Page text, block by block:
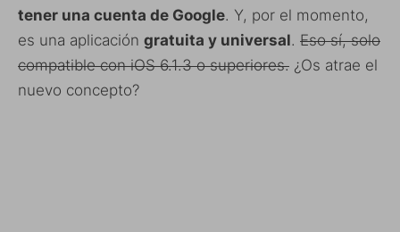
tener una cuenta de Google. Y, por el momento,
es una aplicación gratuita y universal. Eso sí, solo
compatible con iOS 6.1.3 o superiores. ¿Os atrae el
nuevo concepto?